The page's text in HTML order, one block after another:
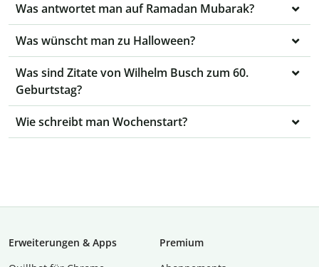
Was antwortet man auf Ramadan Mubarak?
Was wünscht man zu Halloween?
Was sind Zitate von Wilhelm Busch zum 60.
Geburtstag?
Wie schreibt man Wochenstart?
Erweiterungen & Apps
Premium